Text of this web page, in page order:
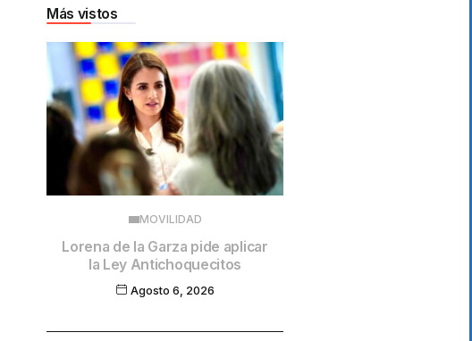
Más vistos
MOVILIDAD
Lorena de la Garza pide aplicar
la Ley Antichoquecitos
Agosto 6, 2026